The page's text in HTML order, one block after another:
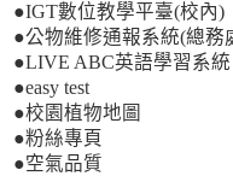
●IGT數位教學平臺(校內)
●公物維修通報系統(總務
●LIVE ABC英語學習系統
●easy test
●校園植物地圖
●粉絲專頁
●空氣品質